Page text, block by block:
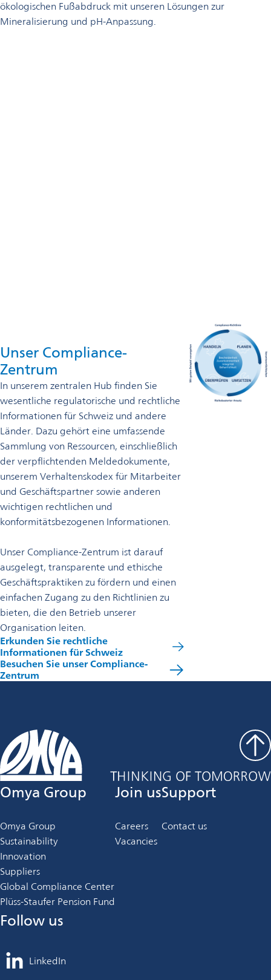
ökologischen Fußabdruck mit unseren Lösungen zur
Mineralisierung und pH-Anpassung.
Unser Compliance-
Zentrum
In unserem zentralen Hub finden Sie
wesentliche regulatorische und rechtliche
Informationen für Schweiz und andere
Länder. Dazu gehört eine umfassende
Sammlung von Ressourcen, einschließlich
der verpflichtenden Meldedokumente,
unserem Verhaltenskodex für Mitarbeiter
und Geschäftspartner sowie anderen
wichtigen rechtlichen und
konformitätsbezogenen Informationen.
Unser Compliance-Zentrum ist darauf
ausgelegt, transparente und ethische
Geschäftspraktiken zu fördern und einen
einfachen Zugang zu den Richtlinien zu
bieten, die den Betrieb unserer
Organisation leiten.
Erkunden Sie rechtliche
Informationen für Schweiz
Besuchen Sie unser Compliance-
Zentrum
Omya Group
Omya Group
Sustainability
Innovation
Suppliers
Global Compliance Center
Plüss-Staufer Pension Fund
Join us
Careers
Vacancies
Support
Contact us
Follow us
LinkedIn
opens